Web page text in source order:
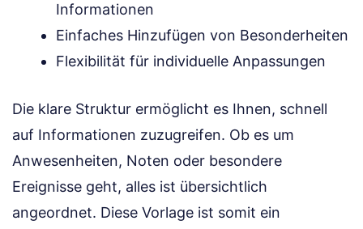
Informationen
Einfaches Hinzufügen von Besonderheiten
Flexibilität für individuelle Anpassungen
Die klare Struktur ermöglicht es Ihnen, schnell
auf Informationen zuzugreifen. Ob es um
Anwesenheiten, Noten oder besondere
Ereignisse geht, alles ist übersichtlich
angeordnet. Diese Vorlage ist somit ein